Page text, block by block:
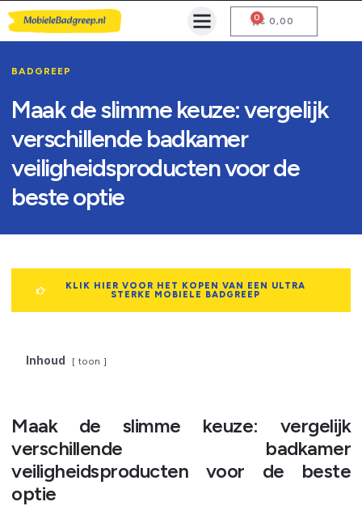
€ 0,00
0
BADGREEP
Maak de slimme keuze: vergelijk
verschillende badkamer
veiligheidsproducten voor de
beste optie
KLIK HIER VOOR HET KOPEN VAN EEN ULTRA
STERKE MOBIELE BADGREEP
Inhoud toon
Maak de slimme keuze: vergelijk
verschillende badkamer
veiligheidsproducten voor de beste
optie